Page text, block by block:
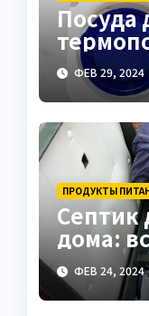
Посуда
ФЕВ 29, 2024
ПРОДУКТЫ
Септик
дома:
ФЕВ 24, 2024